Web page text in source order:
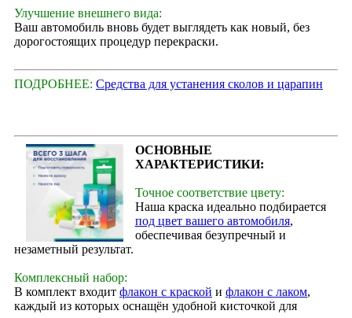
Улучшение внешнего вида:
Ваш автомобиль вновь будет выглядеть как новый, без
дорогостоящих процедур перекраски.
ПОДРОБНЕЕ: Средства для устанения сколов и царапин
ОСНОВНЫЕ
ХАРАКТЕРИСТИКИ:
Точное соответствие цвету:
Наша краска идеально подбирается
под цвет вашего автомобиля,
обеспечивая безупречный и
незаметный результат.
Комплексный набор:
В комплект входит флакон с краской и флакон с лаком,
каждый из которых оснащён удобной кисточкой для